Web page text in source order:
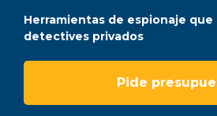
Herramientas de espionaje que
detectives privados
Pide